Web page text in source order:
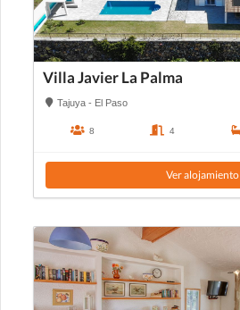
Villa Javier La Palma
Tajuya - El Paso
8 4
Ver alojamiento